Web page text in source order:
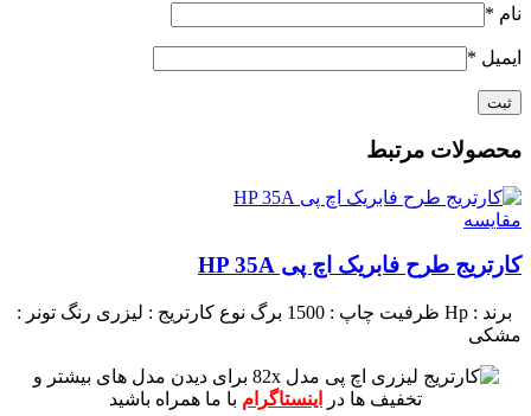
نام *
ایمیل *
محصولات مرتبط
مقايسه
کارتریج طرح فابریک اچ پی HP 35A
برند : Hp ظرفیت چاپ : 1500 برگ نوع کارتریج : لیزری رنگ تونر :
مشکی
برای دیدن مدل های بیشتر و
تخفیف ها در
اینستاگرام با ما همراه باشید